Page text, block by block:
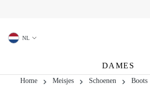
NL
DAMES
Home Meisjes Schoenen Boots